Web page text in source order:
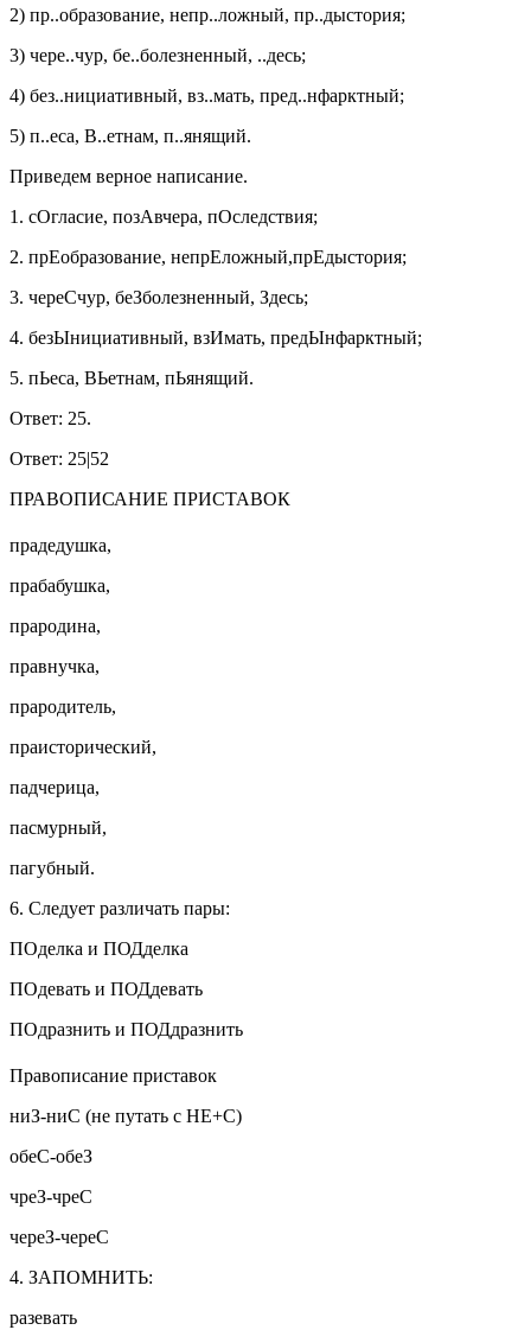
2) пр..образование, непр..ложный, пр..дыстория;
3) чере..чур, бе..болезненный, ..десь;
4) без..нициативный, вз..мать, пред..нфарктный;
5) п..еса, В..етнам, п..янящий.
Приведем верное написание.
1. сОгласие, позАвчера, пОследствия;
2. прЕобразование, непрЕложный,прЕдыстория;
3. череСчур, беЗболезненный, Здесь;
4. безЫнициативный, взИмать, предЫнфарктный;
5. пЬеса, ВЬетнам, пЬянящий.
Ответ: 25.
Ответ: 25|52
ПРАВОПИСАНИЕ ПРИСТАВОК
прадедушка,
прабабушка,
прародина,
правнучка,
прародитель,
праисторический,
падчерица,
пасмурный,
пагубный.
6. Следует различать пары:
ПОделка и ПОДделка
ПОдевать и ПОДдевать
ПОдразнить и ПОДдразнить
Правописание приставок
ниЗ-ниС (не путать с НЕ+С)
обеС-обеЗ
чреЗ-чреС
череЗ-череС
4. ЗАПОМНИТЬ:
разевать